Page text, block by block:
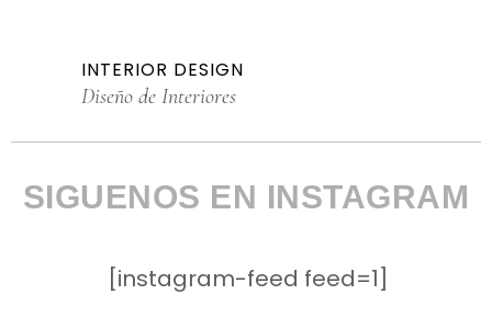
INTERIOR DESIGN
Diseño de Interiores
SIGUENOS EN INSTAGRAM
[instagram-feed feed=1]